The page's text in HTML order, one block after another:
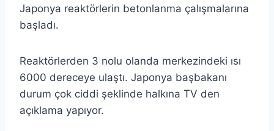
Japonya reaktörlerin betonlanma çalışmalarına
başladı.
Reaktörlerden 3 nolu olanda merkezindeki ısı
6000 dereceye ulaştı. Japonya başbakanı
durum çok ciddi şeklinde halkına TV den
açıklama yapıyor.